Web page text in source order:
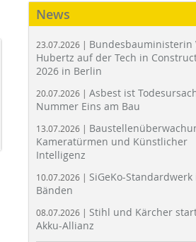
News
23.07.2026 | Bundesbauministerin
Hubertz auf der Tech in
2026 in Berlin
20.07.2026 | Asbest ist
Nummer Eins am Bau
13.07.2026 |
Kameratürmen und Künstlicher
Intelligenz
10.07.2026 | SiGeKo-
Bänden
08.07.2026 | Stihl und Kärcher
Akku-Allianz